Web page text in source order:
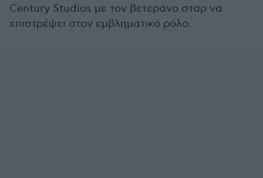
Century Studios με τον βετεράνο σταρ να
επιστρέψει στον εμβληματικό ρόλο.